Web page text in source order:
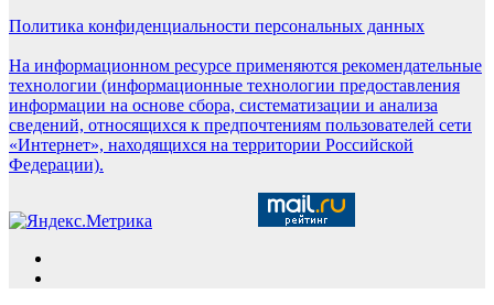
Политика конфиденциальности персональных данных
На информационном ресурсе применяются рекомендательные
технологии (информационные технологии предоставления
информации на основе сбора, систематизации и анализа
сведений, относящихся к предпочтениям пользователей сети
«Интернет», находящихся на территории Российской
Федерации).